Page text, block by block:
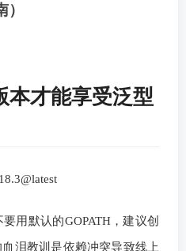
本才能享受泛型
用默认的GOPATH，建议创
泪教训是依赖冲突导致线上